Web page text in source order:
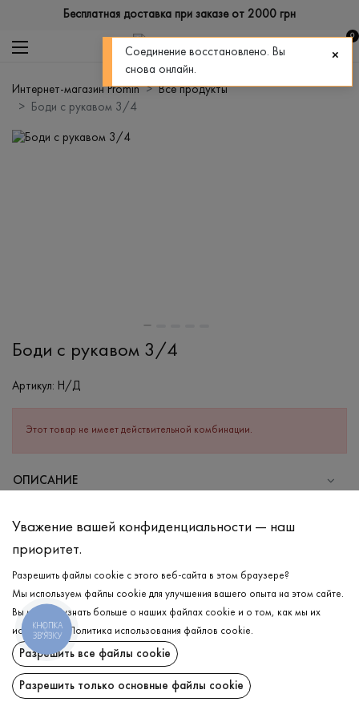
Бесплатная доставка при заказе от 2000 грн
0
Интернет-магазин Promin
Все продукты
Боди с рукавом 3/4
Боди с рукавом 3/4
Артикул: Н/Д
Этот товар не имеет действительной комбинации.
ОПИСАНИЕ
Хлопок - 95%, Эластан - 5%
Стирка в холодной воде (до 30 °C)
Отбеливание запрещено
Гладить при средней температуре
Щадный отжим и сушка
Щадящая химчистка
ДОСТАВКА
ВОЗВРАТ
Уважение вашей конфиденциальности — наш
приоритет.
Разрешить файлы cookie с этого веб-сайта в этом браузере?
Мы используем файлы cookie для улучшения вашего опыта на этом сайте.
Вы можете узнать больше о наших файлах cookie и о том, как мы их
используем.
Политика использования файлов cookie.
Разрешить все файлы cookie
Разрешить только основные файлы cookie
КНОПКА
ЗВ'ЯЗКУ
Соединение восстановлено. Вы
снова онлайн.